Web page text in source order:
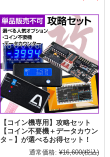
【コイン機専用】攻略セット
【コイン不要機＋データカウン
タ－】が選べるお得セット！
通常価格: ¥16,600(税込)